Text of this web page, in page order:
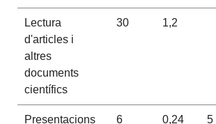
Lectura
d'articles i
altres
documents
científics
30 1,2
Presentacions
6 0,24 5